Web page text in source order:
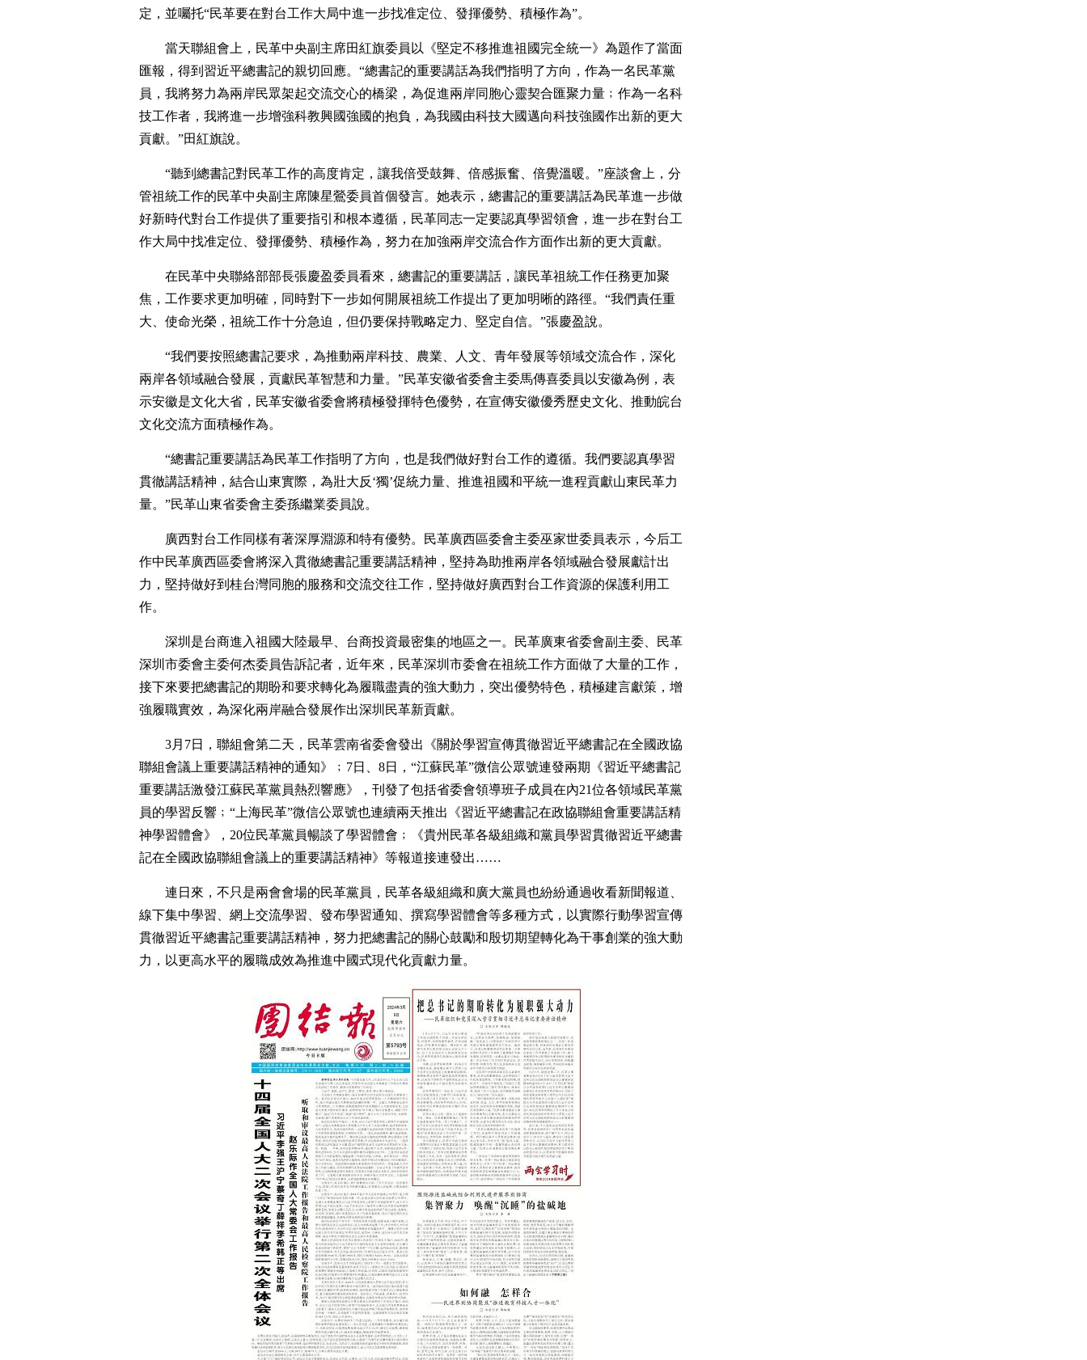
定，並囑托“民革要在對台工作大局中進一步找准定位、發揮優勢、積極作為”。
當天聯組會上，民革中央副主席田紅旗委員以《堅定不移推進祖國完全統一》為題作了當面
匯報，得到習近平總書記的親切回應。“總書記的重要講話為我們指明了方向，作為一名民革黨
員，我將努力為兩岸民眾架起交流交心的橋梁，為促進兩岸同胞心靈契合匯聚力量﹔作為一名科
技工作者，我將進一步增強科教興國強國的抱負，為我國由科技大國邁向科技強國作出新的更大
貢獻。”田紅旗說。
“聽到總書記對民革工作的高度肯定，讓我倍受鼓舞、倍感振奮、倍覺溫暖。”座談會上，分
管祖統工作的民革中央副主席陳星鶯委員首個發言。她表示，總書記的重要講話為民革進一步做
好新時代對台工作提供了重要指引和根本遵循，民革同志一定要認真學習領會，進一步在對台工
作大局中找准定位、發揮優勢、積極作為，努力在加強兩岸交流合作方面作出新的更大貢獻。
在民革中央聯絡部部長張慶盈委員看來，總書記的重要講話，讓民革祖統工作任務更加聚
焦，工作要求更加明確，同時對下一步如何開展祖統工作提出了更加明晰的路徑。“我們責任重
大、使命光榮，祖統工作十分急迫，但仍要保持戰略定力、堅定自信。”張慶盈說。
“我們要按照總書記要求，為推動兩岸科技、農業、人文、青年發展等領域交流合作，深化
兩岸各領域融合發展，貢獻民革智慧和力量。”民革安徽省委會主委馬傳喜委員以安徽為例，表
示安徽是文化大省，民革安徽省委會將積極發揮特色優勢，在宣傳安徽優秀歷史文化、推動皖台
文化交流方面積極作為。
“總書記重要講話為民革工作指明了方向，也是我們做好對台工作的遵循。我們要認真學習
貫徹講話精神，結合山東實際，為壯大反‘獨’促統力量、推進祖國和平統一進程貢獻山東民革力
量。”民革山東省委會主委孫繼業委員說。
廣西對台工作同樣有著深厚淵源和特有優勢。民革廣西區委會主委巫家世委員表示，今后工
作中民革廣西區委會將深入貫徹總書記重要講話精神，堅持為助推兩岸各領域融合發展獻計出
力，堅持做好到桂台灣同胞的服務和交流交往工作，堅持做好廣西對台工作資源的保護利用工
作。
深圳是台商進入祖國大陸最早、台商投資最密集的地區之一。民革廣東省委會副主委、民革
深圳市委會主委何杰委員告訴記者，近年來，民革深圳市委會在祖統工作方面做了大量的工作，
接下來要把總書記的期盼和要求轉化為履職盡責的強大動力，突出優勢特色，積極建言獻策，增
強履職實效，為深化兩岸融合發展作出深圳民革新貢獻。
3月7日，聯組會第二天，民革雲南省委會發出《關於學習宣傳貫徹習近平總書記在全國政協
聯組會議上重要講話精神的通知》﹔7日、8日，“江蘇民革”微信公眾號連發兩期《習近平總書記
重要講話激發江蘇民革黨員熱烈響應》，刊發了包括省委會領導班子成員在內21位各領域民革黨
員的學習反響﹔“上海民革”微信公眾號也連續兩天推出《習近平總書記在政協聯組會重要講話精
神學習體會》，20位民革黨員暢談了學習體會﹔《貴州民革各級組織和黨員學習貫徹習近平總書
記在全國政協聯組會議上的重要講話精神》等報道接連發出……
連日來，不只是兩會會場的民革黨員，民革各級組織和廣大黨員也紛紛通過收看新聞報道、
線下集中學習、網上交流學習、發布學習通知、撰寫學習體會等多種方式，以實際行動學習宣傳
貫徹習近平總書記重要講話精神，努力把總書記的關心鼓勵和殷切期望轉化為干事創業的強大動
力，以更高水平的履職成效為推進中國式現代化貢獻力量。